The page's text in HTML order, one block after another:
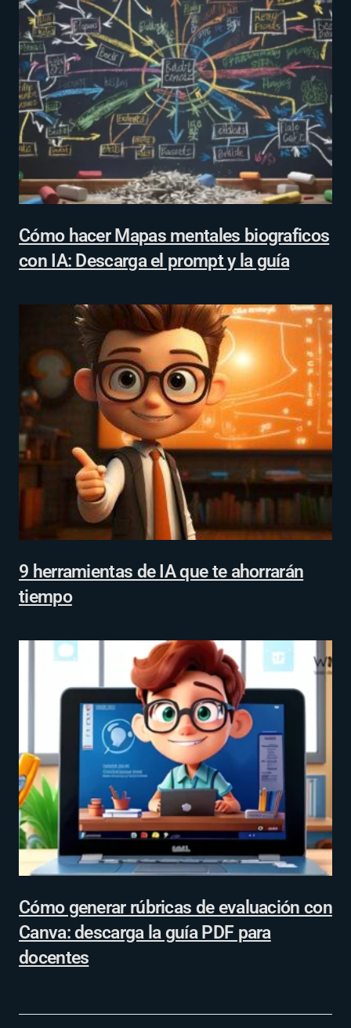
Cómo hacer Mapas mentales biograficos
con IA: Descarga el prompt y la guía
9 herramientas de IA que te ahorrarán
tiempo
Cómo generar rúbricas de evaluación con
Canva: descarga la guía PDF para
docentes